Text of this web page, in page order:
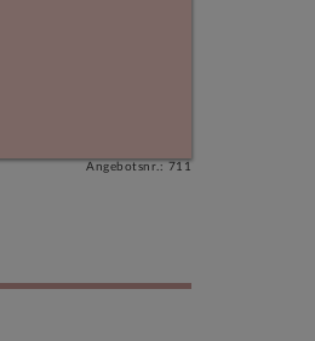
Angebotsnr.: 711